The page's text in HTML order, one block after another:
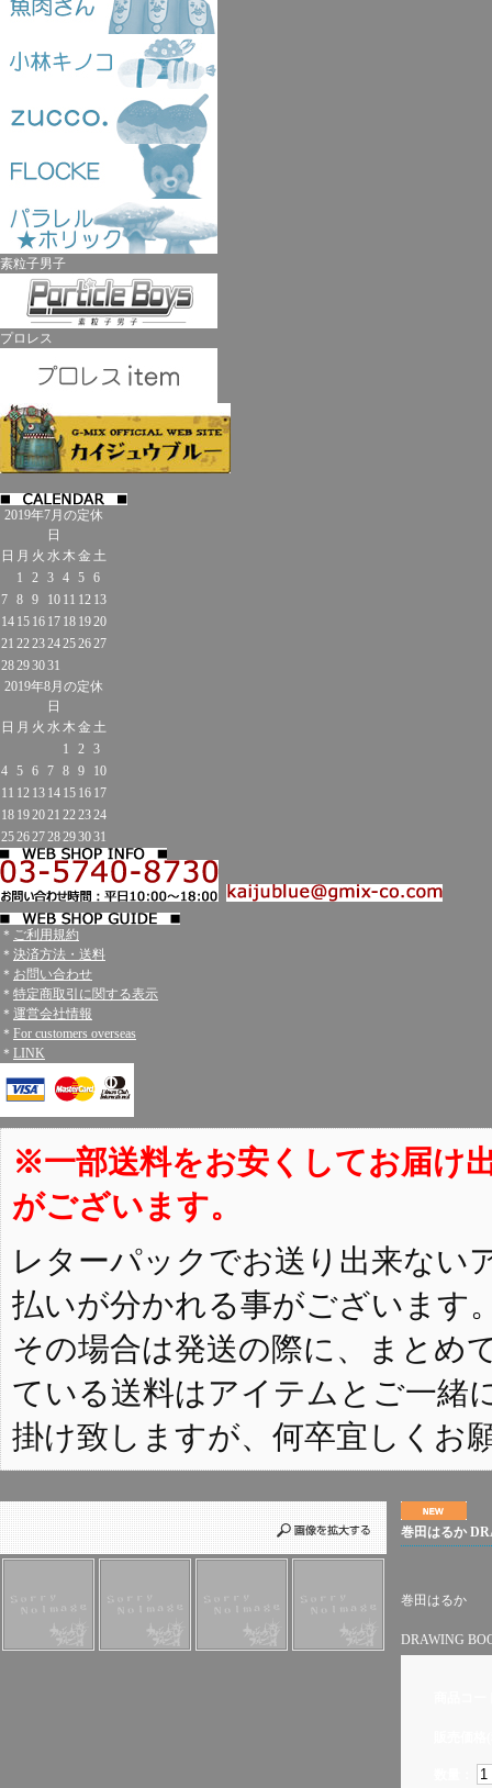
素粒子男子
プロレス
2019年7月の定休
日
日 月 火 水 木 金 土
1
2 3 4 5 6
7 8 9 10 11 12 13
14 15 16 17 18 1920
21 222324252627
28293031
2019年8月の定休
日
日 月 火 水 木 金 土
1
2 3
4 5 6 7 8 9
10
11 12 13 14 15 16 17
18 192021 222324
25262728293031
＊ ご利用規約
＊ 決済方法・送料
＊ お問い合わせ
＊ 特定商取引に関する表示
＊ 運営会社情報
＊ For customers overseas
＊ LINK
※一部送料をお安くしてお届け
がございます。
レターパックでお送り出来ない
払いが分かれる事がございます
その場合は発送の際に、まとめ
ている送料はアイテムとご一緒
掛け致しますが、何卒宜しくお
巻田はるか
巻田はるか
DRAWING